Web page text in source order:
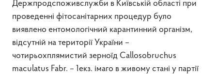
Держпродспоживслужби в Київській області при
проведенні фітосанітарних процедур було
виявлено ентомологічний карантинний організм,
відсутній на території України –
чотирьохплямистий зерноїд Callosobruchus
maculatus Fabr. – 1екз. імаго в живому стані у партії